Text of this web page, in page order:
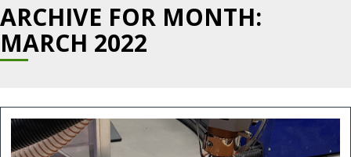
ARCHIVE FOR MONTH:
MARCH 2022